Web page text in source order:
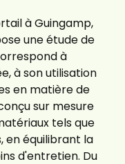
à Guingamp,
une étude de
à
à son utilisation
en matière de
sur mesure
tels que
en équilibrant la
d'entretien. Du